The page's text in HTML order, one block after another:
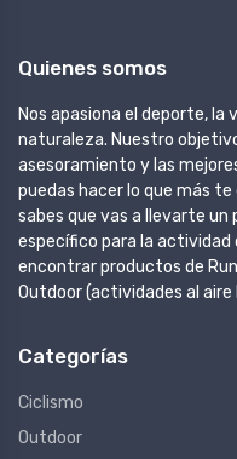
Quienes somos
Nos apasiona el deporte,
naturaleza. Nuestro
asesoramiento y las
puedas hacer lo que más
sabes que vas a llevarte
específico para la actividad
encontrar productos de
Outdoor (actividades al aire
Categorías
Ciclismo
Outdoor